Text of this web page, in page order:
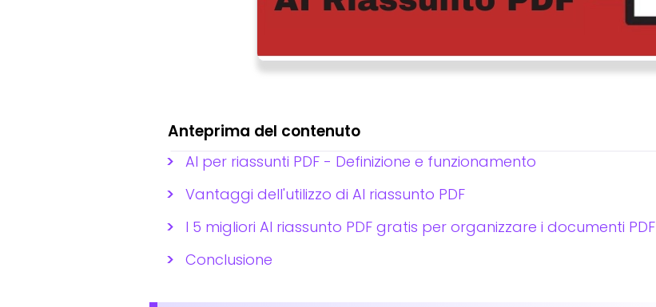
Anteprima del contenuto
AI per riassunti PDF - Definizione e funzionamento
Vantaggi dell'utilizzo di AI riassunto PDF
I 5 migliori AI riassunto PDF gratis per organizzare i documenti PDF
Conclusione